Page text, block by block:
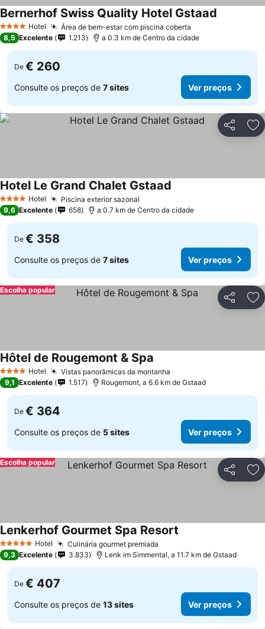
4 EstrelasHotel Área de bem-estar com piscina coberta
Bernerhof Swiss Quality Hotel Gstaad
8,5 Excelente 1.213 a 0.3 km de Centro da cidade
De € 260
Consulte os preços de 7 sites Ver preços
Partilhar
4 EstrelasHotel Piscina exterior sazonal
Hotel Le Grand Chalet Gstaad
9,6 Excelente 658 a 0.7 km de Centro da cidade
De € 358
Consulte os preços de 7 sites Ver preços
Partilhar
Escolha popular
4 EstrelasHotel Vistas panorâmicas da montanha
Hôtel de Rougemont & Spa
9,1 Excelente 1.517 Rougemont, a 6.6 km de Gstaad
De € 364
Consulte os preços de 5 sites Ver preços
Partilhar
Escolha popular
5 Estrelas Hotel Culinária gourmet premiada
Lenkerhof Gourmet Spa Resort
9,3 Excelente 3.833 Lenk im Simmental, a 11.7 km de Gstaad
De € 407
Consulte os preços de 13 sites Ver preços